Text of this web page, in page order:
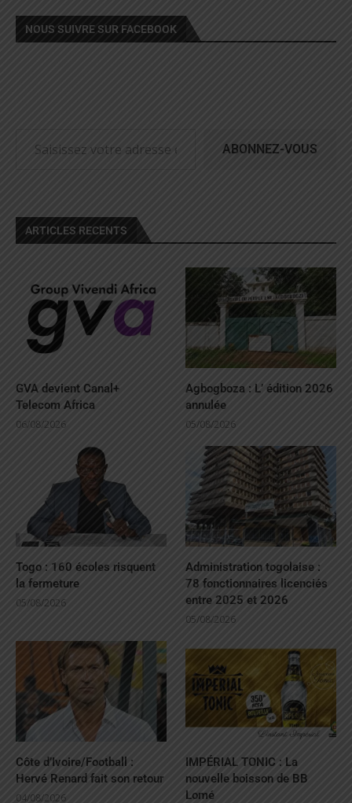
NOUS SUIVRE SUR FACEBOOK
ABONNEZ-VOUS
ARTICLES RECENTS
GVA devient Canal+
Telecom Africa
06/08/2026
Agbogboza : L’ édition 2026
annulée
05/08/2026
Togo : 160 écoles risquent
la fermeture
05/08/2026
Administration togolaise :
78 fonctionnaires licenciés
entre 2025 et 2026
05/08/2026
Côte d’Ivoire/Football :
Hervé Renard fait son retour
04/08/2026
IMPÉRIAL TONIC : La
nouvelle boisson de BB
Lomé